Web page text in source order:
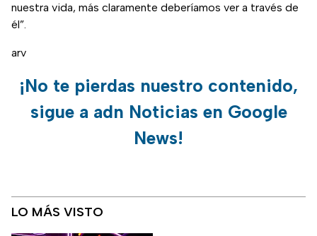
nuestra vida, más claramente deberíamos ver a través de
él”.
arv
¡No te pierdas nuestro contenido,
sigue a adn Noticias en Google
News!
LO MÁS VISTO